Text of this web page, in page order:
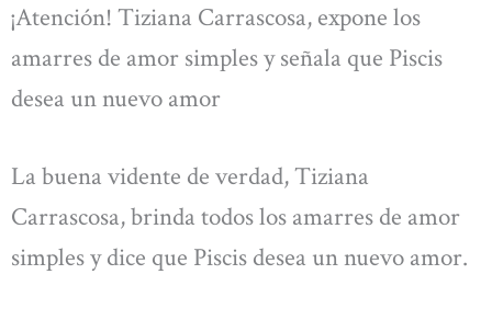
¡Atención! Tiziana Carrascosa, expone los
amarres de amor simples y señala que Piscis
desea un nuevo amor
La buena vidente de verdad, Tiziana
Carrascosa, brinda todos los amarres de amor
simples y dice que Piscis desea un nuevo amor.